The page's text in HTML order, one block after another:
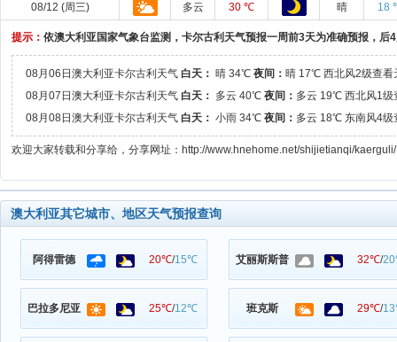
08/12 (周三)
多云 30 ℃ 晴 18
提示： 依澳大利亚国家气象台监测，卡尔古利天气预报一周前3天为准确预报，后
08月06日澳大利亚卡尔古利天气 白天： 晴 34℃ 夜间： 晴 17℃ 西北风2级查看
08月07日澳大利亚卡尔古利天气 白天： 多云 40℃ 夜间： 多云 19℃ 西北风1级
08月08日澳大利亚卡尔古利天气 白天： 小雨 34℃ 夜间： 多云 18℃ 东南风4级
欢迎大家转载和分享给，分享网址：http://www.hnehome.net/shijietianqi/kaerguli/
澳大利亚其它城市、地区天气预报查询
阿得雷德 20℃/15℃ 艾丽斯斯普 32℃/
巴拉多尼亚 25℃/12℃ 班克斯 29℃/